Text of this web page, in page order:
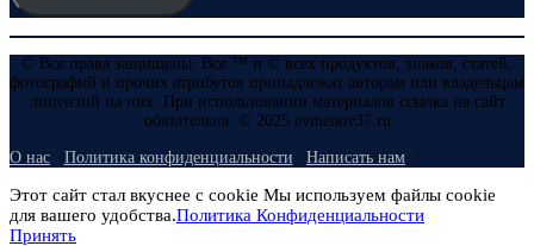
© Все права защищены. Все ™ и © всех продуктов, знаков, статей,
фотографий и прочих атрибутов принадлежат авторам или владельцам
лицензий на них. При использовании материалов ссылка на сайт
обязательна. © 2025 evmenov37.ru
О нас Политика конфиденциальности Написать нам
Этот сайт стал вкуснее с cookie Мы используем файлы cookie
для вашего удобства.Политика Конфиденциальности
Принять